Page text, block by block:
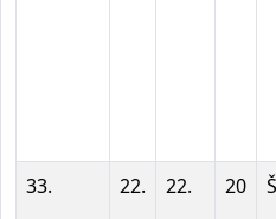
33. 22. 22. 20